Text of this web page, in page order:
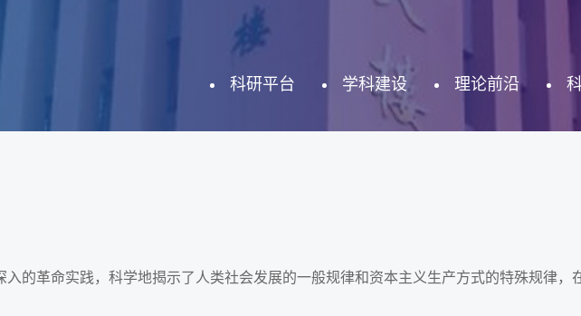
科研平台 学科建设 理论前沿
的革命实践，科学地揭示了人类社会发展的一般规律和资本主义生产方式的特殊规律，